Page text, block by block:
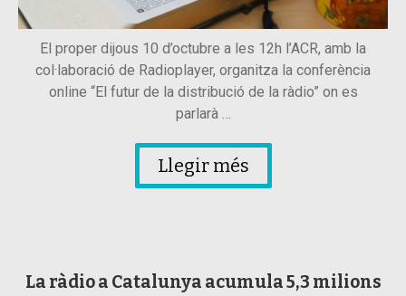
El proper dijous 10 d’octubre a les 12h l’ACR, amb la
col·laboració de Radioplayer, organitza la conferència
online “El futur de la distribució de la ràdio” on es
parlarà …
Llegir més
La ràdio a Catalunya acumula 5,3 milions